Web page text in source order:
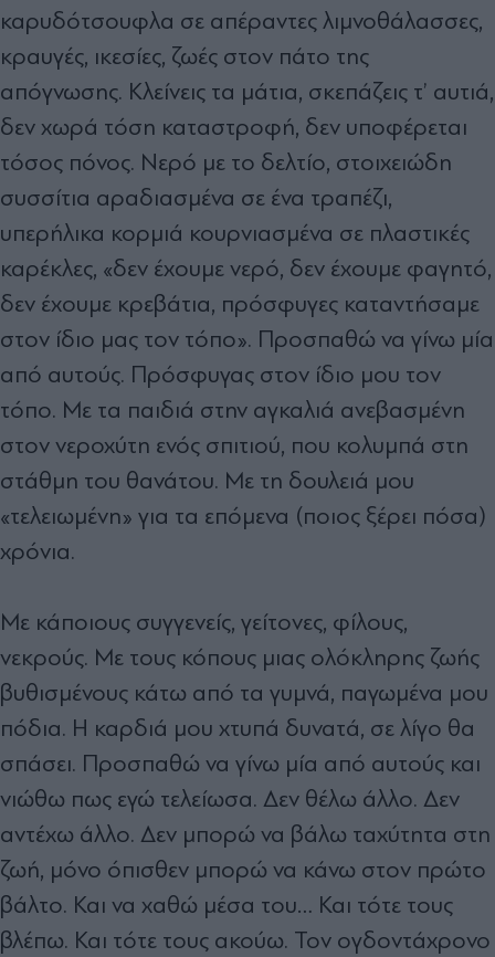
καρυδότσουφλα σε απέραντες λιμνοθάλασσες,
κραυγές, ικεσίες, ζωές στον πάτο της
απόγνωσης. Κλείνεις τα μάτια, σκεπάζεις τ’ αυτιά,
δεν χωρά τόση καταστροφή, δεν υποφέρεται
τόσος πόνος. Νερό με το δελτίο, στοιχειώδη
συσσίτια αραδιασμένα σε ένα τραπέζι,
υπερήλικα κορμιά κουρνιασμένα σε πλαστικές
καρέκλες, «δεν έχουμε νερό, δεν έχουμε φαγητό,
δεν έχουμε κρεβάτια, πρόσφυγες καταντήσαμε
στον ίδιο μας τον τόπο». Προσπαθώ να γίνω μία
από αυτούς. Πρόσφυγας στον ίδιο μου τον
τόπο. Με τα παιδιά στην αγκαλιά ανεβασμένη
στον νεροχύτη ενός σπιτιού, που κολυμπά στη
στάθμη του θανάτου. Με τη δουλειά μου
«τελειωμένη» για τα επόμενα (ποιος ξέρει πόσα)
χρόνια.
Με κάποιους συγγενείς, γείτονες, φίλους,
νεκρούς. Με τους κόπους μιας ολόκληρης ζωής
βυθισμένους κάτω από τα γυμνά, παγωμένα μου
πόδια. Η καρδιά μου χτυπά δυνατά, σε λίγο θα
σπάσει. Προσπαθώ να γίνω μία από αυτούς και
νιώθω πως εγώ τελείωσα. Δεν θέλω άλλο. Δεν
αντέχω άλλο. Δεν μπορώ να βάλω ταχύτητα στη
ζωή, μόνο όπισθεν μπορώ να κάνω στον πρώτο
βάλτο. Και να χαθώ μέσα του… Και τότε τους
βλέπω. Και τότε τους ακούω. Τον ογδοντάχρονο